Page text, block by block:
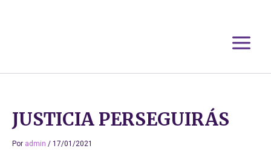
JUSTICIA PERSEGUIRÁS
Por admin / 17/01/2021